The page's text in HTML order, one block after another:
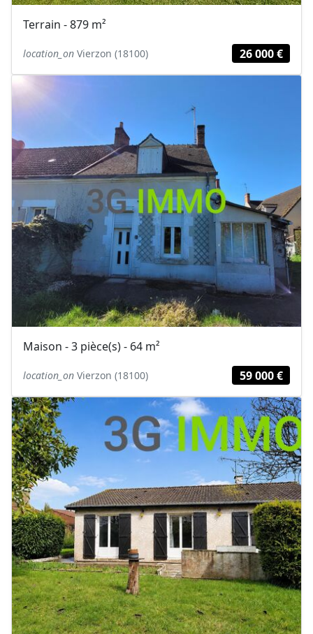
Terrain - 879 m²
location_on Vierzon (18100) 26 000 €
Maison - 3 pièce(s) - 64 m²
location_on Vierzon (18100) 59 000 €